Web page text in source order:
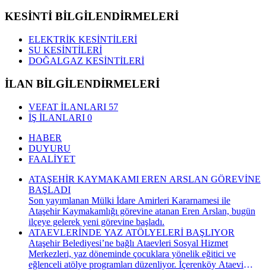
KESİNTİ BİLGİLENDİRMELERİ
ELEKTRİK KESİNTİLERİ
SU KESİNTİLERİ
DOĞALGAZ KESİNTİLERİ
İLAN BİLGİLENDİRMELERİ
VEFAT İLANLARI 57
İŞ İLANLARI 0
HABER
DUYURU
FAALİYET
ATAŞEHİR KAYMAKAMI EREN ARSLAN GÖREVİNE
BAŞLADI
Son yayımlanan Mülki İdare Amirleri Kararnamesi ile
Ataşehir Kaymakamlığı görevine atanan Eren Arslan, bugün
ilçeye gelerek yeni görevine başladı.
ATAEVLERİNDE YAZ ATÖLYELERİ BAŞLIYOR
Ataşehir Belediyesi’ne bağlı Ataevleri Sosyal Hizmet
Merkezleri, yaz döneminde çocuklara yönelik eğitici ve
eğlenceli atölye programları düzenliyor. İçerenköy Ataevi